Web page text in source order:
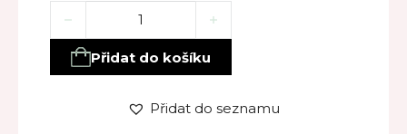
Dárkový set LEVANDULE – sprchový gel,
Přidat do košíku
Přidat do seznamu